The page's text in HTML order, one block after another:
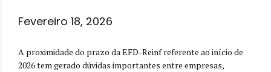
Fevereiro 18, 2026
A proximidade do prazo da EFD-Reinf referente ao início de
2026 tem gerado dúvidas importantes entre empresas,